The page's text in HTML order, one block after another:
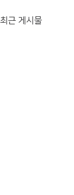
최근 게시물